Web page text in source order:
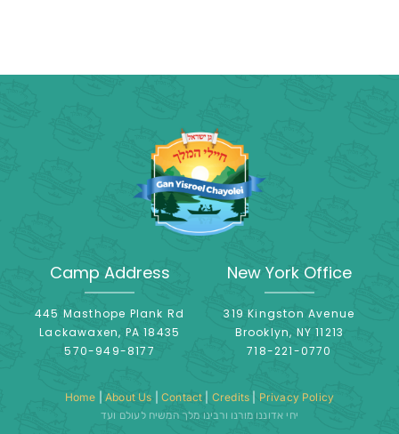
Camp Address
445 Masthope Plank Rd
Lackawaxen, PA 18435
570-949-8177
New York Office
319 Kingston Avenue
Brooklyn, NY 11213
718-221-0770
Home |About Us |Contact Credits Privacy Policy
יחי אדוננו מורנו ורבינו מלך המשיח לעולם ועד